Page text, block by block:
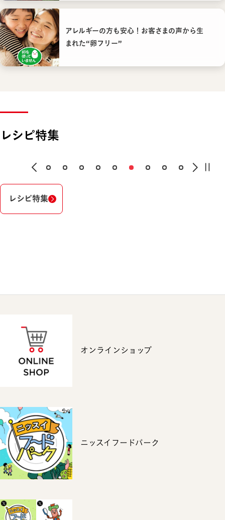
アレルギーの方も安心！お客さまの声から生
まれた“卵フリー”
レシピ特集
レシピ特集
オンラインショップ
ニッスイフードパーク